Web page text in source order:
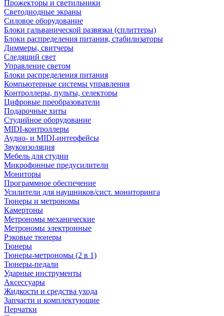
Прожекторы и светильники
Светодиодные экраны
Силовое оборудование
Блоки гальванической развязки (сплиттеры)
Блоки распределения питания, стабилизаторы
Диммеры, свитчеры
Следящий свет
Управление светом
Блоки распределения питания
Компьютерные системы управления
Контроллеры, пульты, селекторы
Цифровые преобразователи
Подарочные хиты
Студийное оборудование
MIDI-контроллеры
Аудио- и MIDI-интерфейсы
Звукоизоляция
Мебель для студии
Микрофонные предусилители
Мониторы
Программное обеспечение
Усилители для наушников/сист. мониторинга
Тюнеры и метрономы
Камертоны
Метрономы механические
Метрономы электронные
Рэковые тюнеры
Тюнеры
Тюнеры-метрономы (2 в 1)
Тюнеры-педали
Ударные инструменты
Аксессуары
Жидкости и средства ухода
Запчасти и комплектующие
Перчатки